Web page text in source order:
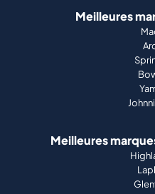
Meilleures
Meilleures